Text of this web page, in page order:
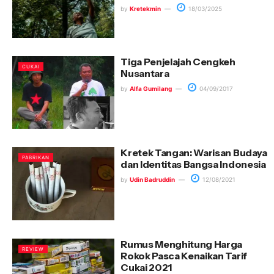
by Kretekmin 18/03/2025
CUKAI
Tiga Penjelajah Cengkeh
Nusantara
by Alfa Gumilang 04/09/2017
PABRIKAN
Kretek Tangan: Warisan Budaya
dan Identitas Bangsa Indonesia
by Udin Badruddin 12/08/2021
REVIEW
Rumus Menghitung Harga
Rokok Pasca Kenaikan Tarif
Cukai 2021